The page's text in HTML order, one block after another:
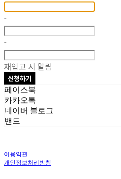
-
-
재입고 시 알림
신청하기
페이스북
카카오톡
네이버 블로그
밴드
이용약관
개인정보처리방침